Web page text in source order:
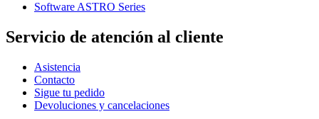
Software ASTRO Series
Servicio de atención al cliente
Asistencia
Contacto
Sigue tu pedido
Devoluciones y cancelaciones